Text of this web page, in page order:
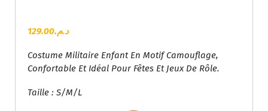
د.م.129.00
Costume Militaire Enfant En Motif Camouflage,
Confortable Et Idéal Pour Fêtes Et Jeux De Rôle.
Taille : S/M/L